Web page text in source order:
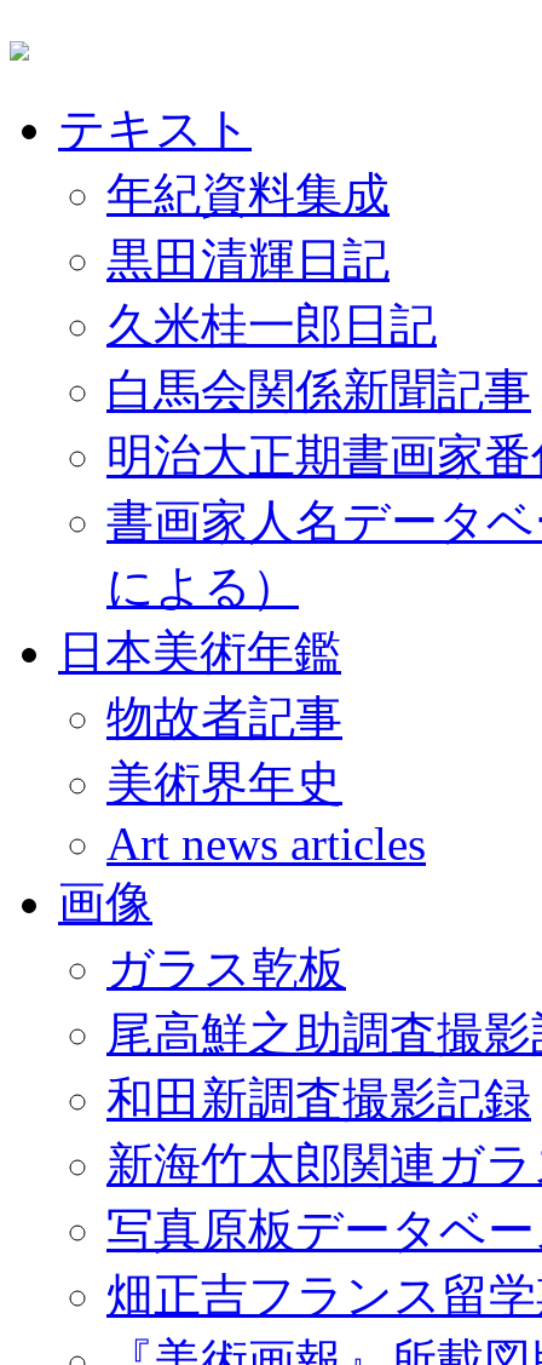
テキスト
年紀資料集成
黒田清輝日記
久米桂一郎日記
白馬会関係新聞記事
明治大正期書画家
書画家人名データ
による）
日本美術年鑑
物故者記事
美術界年史
Art news articles
画像
ガラス乾板
尾高鮮之助調査撮
和田新調査撮影記録
新海竹太郎関連ガ
写真原板データベ
畑正吉フランス留